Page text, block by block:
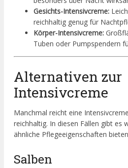
Gesichts-Intensivcreme:
reichhaltig genug für
Körper-Intensivcreme:
Tuben oder Pumpspendern
Alternativen zur
Intensivcreme
Manchmal reicht eine
reichhaltig. In diesen Fällen gibt es
ähnliche Pflegeeigenschaften
Salben